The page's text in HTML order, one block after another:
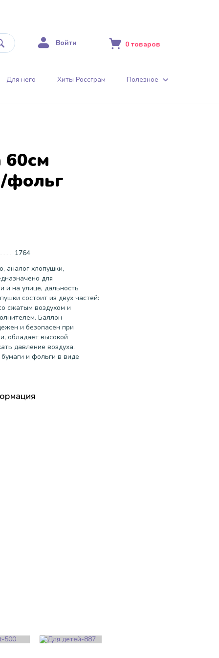
Войти 0 товаров
Для него Хиты Россграм Полезное
фольг
1764
аналог хлопушки,
для
и на улице, дальность
состоит из двух частей:
сжатым воздухом и
Баллон
и безопасен при
обладает высокой
давление воздуха.
и фольги в виде